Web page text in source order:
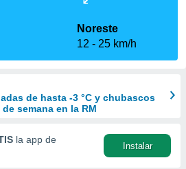
Noreste
12
25 km/h
de hasta -3 °C y chubascos
semana en la RM
la app de
Instalar